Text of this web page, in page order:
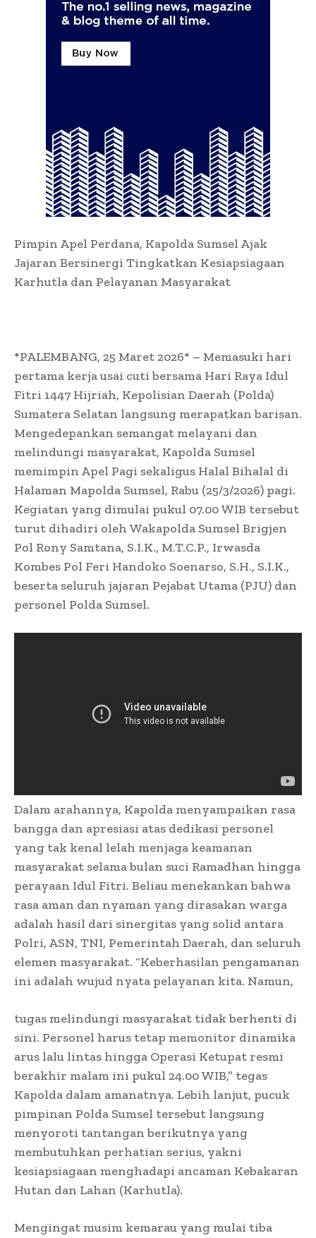
Pimpin Apel Perdana, Kapolda Sumsel Ajak
Jajaran Bersinergi Tingkatkan Kesiapsiagaan
Karhutla dan Pelayanan Masyarakat
*PALEMBANG, 25 Maret 2026* – Memasuki hari
pertama kerja usai cuti bersama Hari Raya Idul
Fitri 1447 Hijriah, Kepolisian Daerah (Polda)
Sumatera Selatan langsung merapatkan barisan.
Mengedepankan semangat melayani dan
melindungi masyarakat, Kapolda Sumsel
memimpin Apel Pagi sekaligus Halal Bihalal di
Halaman Mapolda Sumsel, Rabu (25/3/2026) pagi.
Kegiatan yang dimulai pukul 07.00 WIB tersebut
turut dihadiri oleh Wakapolda Sumsel Brigjen
Pol Rony Samtana, S.I.K., M.T.C.P., Irwasda
Kombes Pol Feri Handoko Soenarso, S.H., S.I.K.,
beserta seluruh jajaran Pejabat Utama (PJU) dan
personel Polda Sumsel.
Dalam arahannya, Kapolda menyampaikan rasa
bangga dan apresiasi atas dedikasi personel
yang tak kenal lelah menjaga keamanan
masyarakat selama bulan suci Ramadhan hingga
perayaan Idul Fitri. Beliau menekankan bahwa
rasa aman dan nyaman yang dirasakan warga
adalah hasil dari sinergitas yang solid antara
Polri, ASN, TNI, Pemerintah Daerah, dan seluruh
elemen masyarakat. “Keberhasilan pengamanan
ini adalah wujud nyata pelayanan kita. Namun,
tugas melindungi masyarakat tidak berhenti di
sini. Personel harus tetap memonitor dinamika
arus lalu lintas hingga Operasi Ketupat resmi
berakhir malam ini pukul 24.00 WIB,” tegas
Kapolda dalam amanatnya. Lebih lanjut, pucuk
pimpinan Polda Sumsel tersebut langsung
menyoroti tantangan berikutnya yang
membutuhkan perhatian serius, yakni
kesiapsiagaan menghadapi ancaman Kebakaran
Hutan dan Lahan (Karhutla).
Mengingat musim kemarau yang mulai tiba